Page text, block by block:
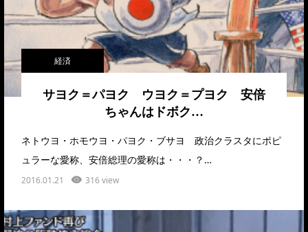
経済
サヨク＝パヨク ウヨク＝プヨク 安倍
ちゃんはドボク…
ネトウヨ・ホモウヨ・パヨク・ブサヨ 政治クラスタにポピ
ュラーな愛称、安倍総理の愛称は・・・？…
2016.01.21 316 view